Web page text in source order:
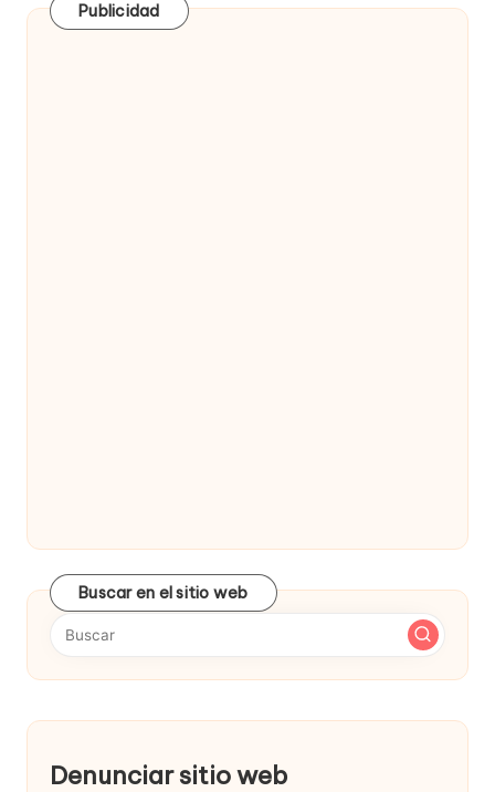
Publicidad
Buscar en el sitio web
Denunciar sitio web